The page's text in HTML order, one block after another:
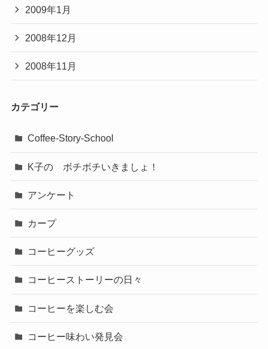
2009年1月
2008年12月
2008年11月
カテゴリー
Coffee-Story-School
K子の ボチボチいきましょ！
アンケート
カープ
コーヒーグッズ
コーヒーストーリーの日々
コーヒーを楽しむ会
コーヒー味わい発見会